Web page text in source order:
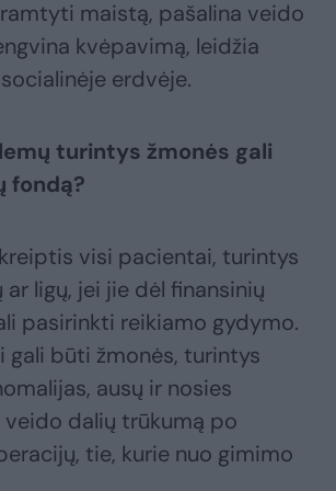
maistą, pašalina veido
kvėpavimą, leidžia
erdvėje.
turintys žmonės gali
fondą?
visi pacientai, turintys
ligų, jei jie dėl finansinių
pasirinkti reikiamo gydymo.
gali būti žmonės, turintys
ausų ir nosies
dalių trūkumą po
tie, kurie nuo gimimo